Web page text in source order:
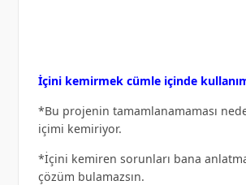
İçini kemirmek cümle içinde
*Bu projenin tamamlanamaması
içimi kemiriyor.
*İçini kemiren sorunları bana
çözüm bulamazsın.